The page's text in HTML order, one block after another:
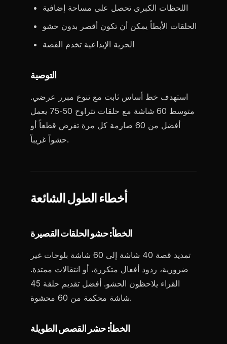
اللحظات الكبرى تحصل على مساحة إضافية
الحلقات الأبطأ يمكن أن تكون أقصر بدون حشو
الحرية الإبداعية تخدم القصة
التوصية
استهدف خط أساس ثابت مع تنوع مبرر عرضي.
متوسط 60 شاشة مع حلقات تتراوح 50-75 يعمل
أفضل من 60 صارمة كل مرة تفرض قطعاً أو
حشواً غريباً.
أخطاء الطول الشائعة
الخطأ: حشو الحلقات القصيرة
تمديد قصة 40 شاشة إلى 60 شاشة بلوحات غير
ضرورية، ردود أفعال متكررة، أو انتقالات ممتدة.
القراء يلاحظون الحشو. أفضل تقديم حلقة 45
شاشة محكمة من 60 محشوة.
الخطأ: حشر القصص الطويلة